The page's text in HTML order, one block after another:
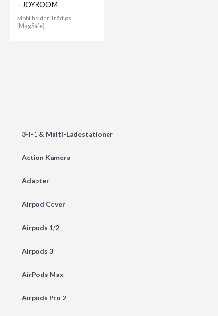
3-i-1 & Multi-Ladestationer
Action Kamera
Adapter
Airpod Cover
Airpods 1/2
Airpods 3
AirPods Max
Airpods Pro 2
– JOYROOM
Mobilholder Trådløs
(MagSafe)